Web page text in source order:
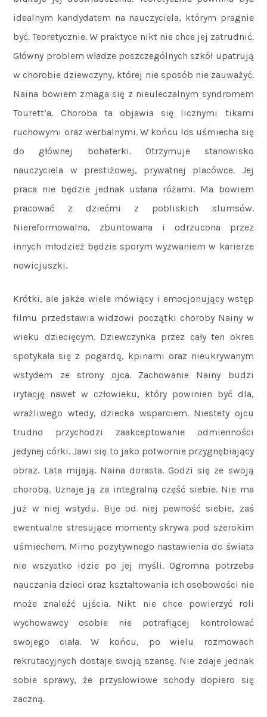
idealnym kandydatem na nauczyciela, którym pragnie
być. Teoretycznie. W praktyce nikt nie chce jej zatrudnić.
Główny problem władze poszczególnych szkół upatrują
w chorobie dziewczyny, której nie sposób nie zauważyć.
Naina bowiem zmaga się z nieuleczalnym syndromem
Tourett’a. Choroba ta objawia się licznymi tikami
ruchowymi oraz werbalnymi. W końcu los uśmiecha się
do głównej bohaterki. Otrzymuje stanowisko
nauczyciela w prestiżowej, prywatnej placówce. Jej
praca nie będzie jednak usłana różami. Ma bowiem
pracować z dziećmi z pobliskich slumsów.
Niereformowalna, zbuntowana i odrzucona przez
innych młodzież będzie sporym wyzwaniem w karierze
nowicjuszki.
Krótki, ale jakże wiele mówiący i emocjonujący wstęp
filmu przedstawia widzowi początki choroby Nainy w
wieku dziecięcym. Dziewczynka przez cały ten okres
spotykała się z pogardą, kpinami oraz nieukrywanym
wstydem ze strony ojca. Zachowanie Nainy budzi
irytację nawet w człowieku, który powinien być dla,
wrażliwego wtedy, dziecka wsparciem. Niestety ojcu
trudno przychodzi zaakceptowanie odmienności
jedynej córki. Jawi się to jako potwornie przygnębiający
obraz. Lata mijają. Naina dorasta. Godzi się ze swoją
chorobą. Uznaje ją za integralną część siebie. Nie ma
już w niej wstydu. Bije od niej pewność siebie, zaś
ewentualne stresujące momenty skrywa pod szerokim
uśmiechem. Mimo pozytywnego nastawienia do świata
nie wszystko idzie po jej myśli. Ogromna potrzeba
nauczania dzieci oraz kształtowania ich osobowości nie
może znaleźć ujścia. Nikt nie chce powierzyć roli
wychowawcy osobie nie potrafiącej kontrolować
swojego ciała. W końcu, po wielu rozmowach
rekrutacyjnych dostaje swoją szansę. Nie zdaje jednak
sobie sprawy, że przysłowiowe schody dopiero się
zaczną.